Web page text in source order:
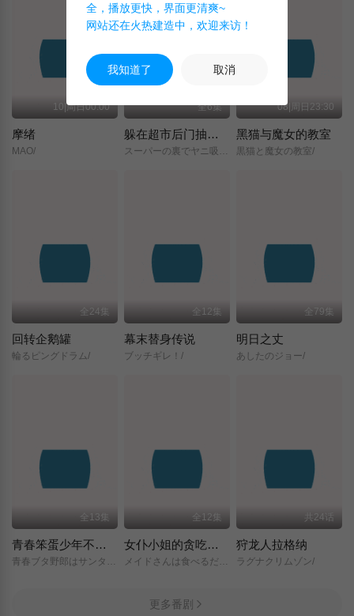
10|周日00:00
摩绪
MAO/
全6集
躲在超市后门抽烟的两人
スーパーの裏でヤニ吸うふたり/
08|周日23:30
黑猫与魔女的教室
黒猫と魔女の教室/
全24集
回转企鹅罐
輪るピングドラム/
全12集
幕末替身传说
ブッチギレ！/
全79集
明日之丈
あしたのジョー/
全13集
青春笨蛋少年不做圣诞服女郎的梦
全12集
女仆小姐的贪吃日常
メイドさんは食べるだけ/
共24话
狩龙人拉格纳
ラグナクリムゾン/
更多番剧
全，播放更快，界面更清爽~
网站还在火热建造中，欢迎来访！
我知道了 取消